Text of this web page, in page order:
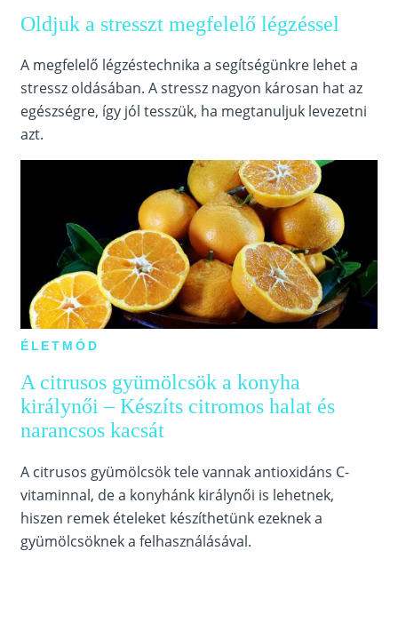
Oldjuk a stresszt megfelelő légzéssel
A megfelelő légzéstechnika a segítségünkre lehet a
stressz oldásában. A stressz nagyon károsan hat az
egészségre, így jól tesszük, ha megtanuljuk levezetni
azt.
ÉLETMÓD
A citrusos gyümölcsök a konyha
királynői – Készíts citromos halat és
narancsos kacsát
A citrusos gyümölcsök tele vannak antioxidáns C-
vitaminnal, de a konyhánk királynői is lehetnek,
hiszen remek ételeket készíthetünk ezeknek a
gyümölcsöknek a felhasználásával.